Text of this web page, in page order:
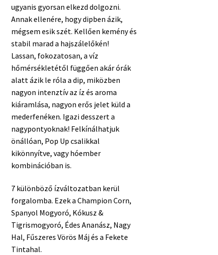
ugyanis gyorsan elkezd dolgozni.
Annak ellenére, hogy dipben ázik,
mégsem esik szét. Kellően kemény és
stabil marad a hajszálelőkén!
Lassan, fokozatosan, a víz
hőmérsékletétől függően akár órák
alatt ázik le róla a dip, miközben
nagyon intenztív az íz és aroma
kiáramlása, nagyon erős jelet küld a
mederfenéken. Igazi desszert a
nagypontyoknak! Felkínálhatjuk
önállóan, Pop Up csalikkal
kikönnyítve, vagy hóember
kombinációban is.
7 különböző ízváltozatban kerül
forgalomba. Ezek a Champion Corn,
Spanyol Mogyoró, Kókusz &
Tigrismogyoró, Édes Ananász, Nagy
Hal, Fűszeres Vörös Máj és a Fekete
Tintahal.